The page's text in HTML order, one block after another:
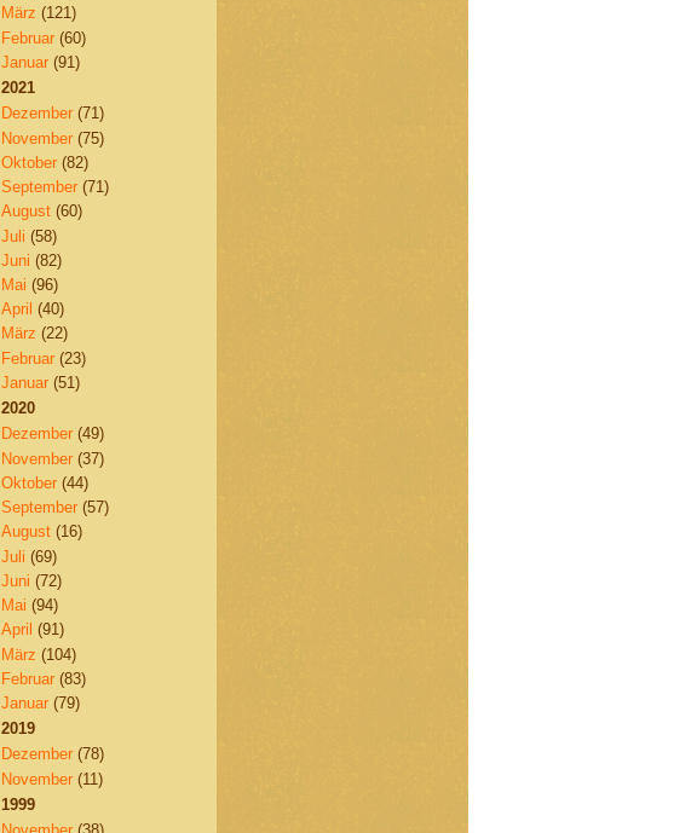
März (121)
Februar(60)
Januar(91)
2021
Dezember(71)
November(75)
Oktober(82)
September(71)
August(60)
Juli (58)
Juni (82)
Mai (96)
April (40)
März (22)
Februar(23)
Januar(51)
2020
Dezember(49)
November(37)
Oktober(44)
September(57)
August(16)
Juli (69)
Juni (72)
Mai (94)
April (91)
März (104)
Februar(83)
Januar(79)
2019
Dezember(78)
November(11)
1999